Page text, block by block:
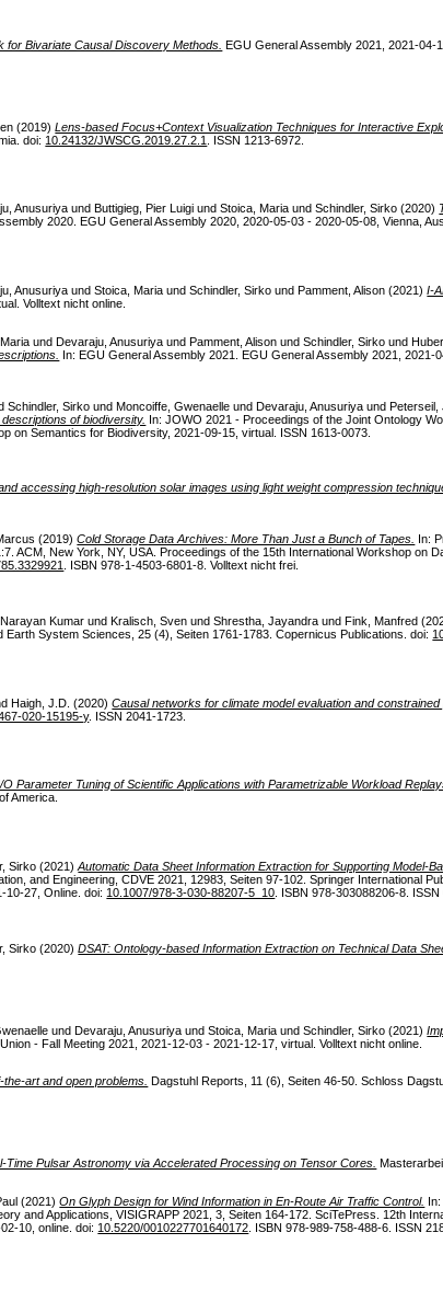
for Bivariate Causal Discovery Methods. EGU General Assembly 2021, 2021-04-
(2019)Lens-based Focus+Context Visualization Techniques for Interactive
doi: 10.24132/JWSCG.2019.27.2.1 . ISSN 1213-6972.
Anusuriya und Buttigieg, Pier Luigi undStoica, Maria undSchindler, Sirko (2020)
2020. EGU General Assembly 2020, 2020-05-03 - 2020-05-08, Vienna,
Anusuriya undStoica, Maria undSchindler, Sirko undPamment, Alison (2021)I-
Volltext nicht online.
undDevaraju, Anusuriya undPamment, Alison undSchindler, Sirko und
In: EGU General Assembly 2021. EGU General Assembly 2021, 2021-
Schindler, Sirko undMoncoiffe, Gwenaelle undDevaraju, Anusuriya undPeterseil,
of biodiversity. In: JOWO 2021 - Proceedings of the Joint Ontology
on Semantics for Biodiversity, 2021-09-15, virtual. ISSN 1613-0073.
accessing high-resolution solar images using light weight compression
(2019)Cold Storage Data Archives: More Than Just a Bunch of Tapes. In:
ACM, New York, NY, USA. Proceedings of the 15th International Workshop on
. ISBN 978-1-4503-6801-8. Volltext nicht frei.
Kumar undKralisch, Sven undShrestha, Jayandra undFink, Manfred
Earth System Sciences, 25 (4), Seiten 1761-1783. Copernicus Publications. doi:
Haigh, J.D. (2020)Causal networks for climate model evaluation and constrained
020-15195-y. ISSN 2041-1723.
O Parameter Tuning of Scientific Applications with Parametrizable Workload
America.
Sirko (2021)Automatic Data Sheet Information Extraction for Supporting Model-
and Engineering, CDVE 2021, 12983, Seiten 97-102. Springer International
10-27, Online. doi: 10.1007/978-3-030-88207-5_10 . ISBN 978-303088206-8. ISSN
Sirko (2020)DSAT: Ontology-based Information Extraction on Technical Data
undDevaraju, Anusuriya undStoica, Maria undSchindler, Sirko (2021)
- Fall Meeting 2021, 2021-12-03 - 2021-12-17, virtual. Volltext nicht online.
art and open problems.
Dagstuhl Reports, 11 (6), Seiten 46-50. Schloss
Time Pulsar Astronomy via Accelerated Processing on Tensor Cores.
(2021)On Glyph Design for Wind Information in En-Route Air Traffic Control.
and Applications, VISIGRAPP 2021, 3, Seiten 164-172. SciTePress. 12th
10, online. doi: 10.5220/0010227701640172 . ISBN 978-989-758-488-6. ISSN